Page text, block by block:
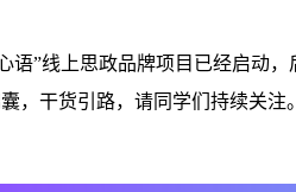
语”线上思政品牌项目已经启动
，干货引路，请同学们持续关注。